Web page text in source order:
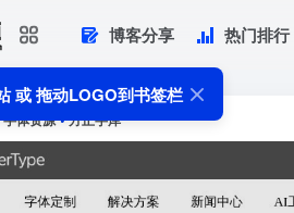
或 拖动LOGO到书签栏
博客分享 热门排行
字体资源 • 方正字库
方正字库
方正字库官方网站